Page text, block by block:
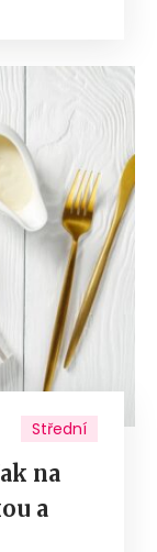
Střední
na
a